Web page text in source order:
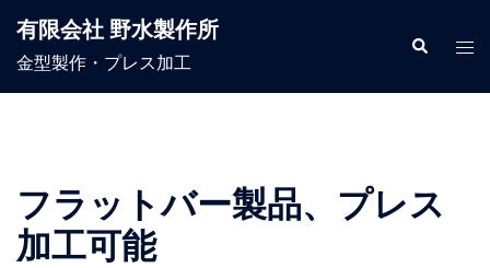
ン
有限会社 野水製作所
金型製作・プレス加工
検
索
ト
フラットバー製品、プレス
加工可能